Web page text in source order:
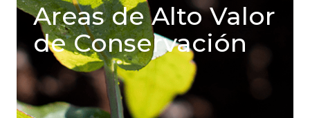
Areas de Alto Valor
de Conservación